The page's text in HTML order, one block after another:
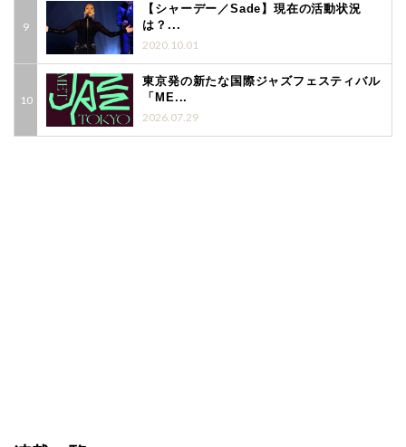
【シャーデー／Sade】現在の活動状況
は？...
2020.10.01
東京発の新たな国際ジャズフェスティバル
「ME...
2026.07.29